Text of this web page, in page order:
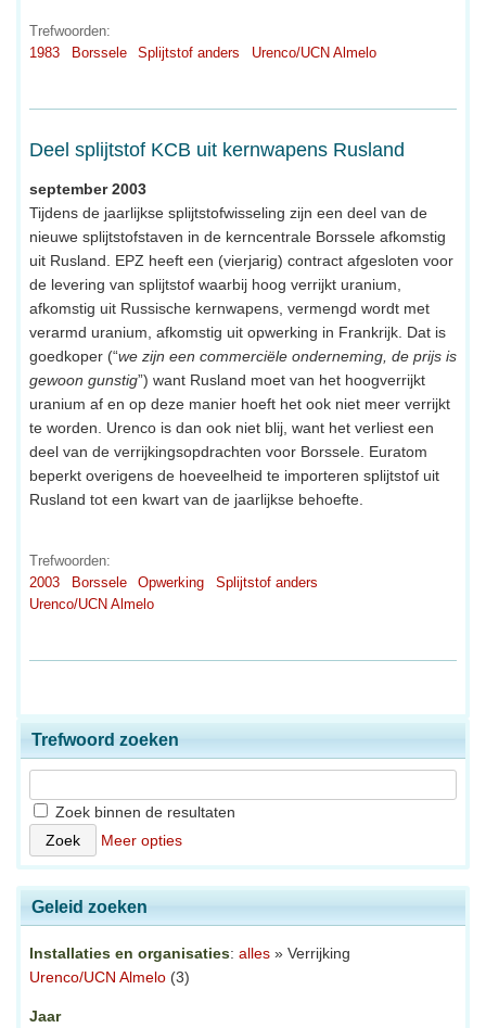
Trefwoorden:
1983
Borssele Splijtstof anders Urenco/UCN Almelo
Deel splijtstof KCB uit kernwapens Rusland
september 2003
Tijdens de jaarlijkse splijtstofwisseling zijn een deel van de
nieuwe splijtstofstaven in de kerncentrale Borssele afkomstig
uit Rusland. EPZ heeft een (vierjarig) contract afgesloten voor
de levering van splijtstof waarbij hoog verrijkt uranium,
afkomstig uit Russische kernwapens, vermengd wordt met
verarmd uranium, afkomstig uit opwerking in Frankrijk. Dat is
goedkoper (“we zijn een commerciële onderneming, de prijs is
gewoon gunstig”) want Rusland moet van het hoogverrijkt
uranium af en op deze manier hoeft het ook niet meer verrijkt
te worden. Urenco is dan ook niet blij, want het verliest een
deel van de verrijkingsopdrachten voor Borssele. Euratom
beperkt overigens de hoeveelheid te importeren splijtstof uit
Rusland tot een kwart van de jaarlijkse behoefte.
Trefwoorden:
2003
Borssele Opwerking
Splijtstof anders
Urenco/UCN Almelo
Trefwoord zoeken
Zoek binnen de resultaten
Meer opties
Geleid zoeken
Installaties en organisaties: alles » Verrijking
Urenco/UCN Almelo (3)
Jaar